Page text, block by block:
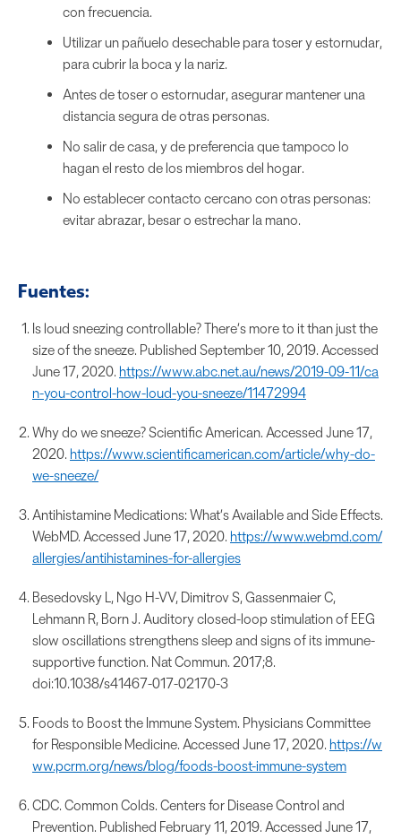
con frecuencia.
Utilizar un pañuelo desechable para toser y estornudar,
para cubrir la boca y la nariz.
Antes de toser o estornudar, asegurar mantener una
distancia segura de otras personas.
No salir de casa, y de preferencia que tampoco lo
hagan el resto de los miembros del hogar.
No establecer contacto cercano con otras personas:
evitar abrazar, besar o estrechar la mano.
Fuentes:
Is loud sneezing controllable? There’s more to it than just the
size of the sneeze. Published September 10, 2019. Accessed
June 17, 2020. https://www.abc.net.au/news/2019-09-11/ca
n-you-control-how-loud-you-sneeze/11472994
Why do we sneeze? Scientific American. Accessed June 17,
2020. https://www.scientificamerican.com/article/why-do-
we-sneeze/
Antihistamine Medications: What’s Available and Side Effects.
WebMD. Accessed June 17, 2020. https://www.webmd.com/
allergies/antihistamines-for-allergies
Besedovsky L, Ngo H-VV, Dimitrov S, Gassenmaier C,
Lehmann R, Born J. Auditory closed-loop stimulation of EEG
slow oscillations strengthens sleep and signs of its immune-
supportive function. Nat Commun. 2017;8.
doi:10.1038/s41467-017-02170-3
Foods to Boost the Immune System. Physicians Committee
for Responsible Medicine. Accessed June 17, 2020. https://w
ww.pcrm.org/news/blog/foods-boost-immune-system
CDC. Common Colds. Centers for Disease Control and
Prevention. Published February 11, 2019. Accessed June 17,